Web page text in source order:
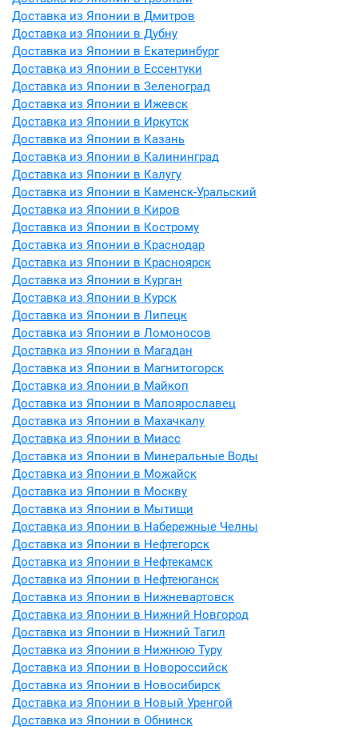
Доставка из Японии в Дмитров
Доставка из Японии в Дубну
Доставка из Японии в Екатеринбург
Доставка из Японии в Ессентуки
Доставка из Японии в Зеленоград
Доставка из Японии в Ижевск
Доставка из Японии в Иркутск
Доставка из Японии в Казань
Доставка из Японии в Калининград
Доставка из Японии в Калугу
Доставка из Японии в Каменск-Уральский
Доставка из Японии в Киров
Доставка из Японии в Кострому
Доставка из Японии в Краснодар
Доставка из Японии в Красноярск
Доставка из Японии в Курган
Доставка из Японии в Курск
Доставка из Японии в Липецк
Доставка из Японии в Ломоносов
Доставка из Японии в Магадан
Доставка из Японии в Магнитогорск
Доставка из Японии в Майкоп
Доставка из Японии в Малоярославец
Доставка из Японии в Махачкалу
Доставка из Японии в Миасс
Доставка из Японии в Минеральные Воды
Доставка из Японии в Можайск
Доставка из Японии в Москву
Доставка из Японии в Мытищи
Доставка из Японии в Набережные Челны
Доставка из Японии в Нефтегорск
Доставка из Японии в Нефтекамск
Доставка из Японии в Нефтеюганск
Доставка из Японии в Нижневартовск
Доставка из Японии в Нижний Новгород
Доставка из Японии в Нижний Тагил
Доставка из Японии в Нижнюю Туру
Доставка из Японии в Новороссийск
Доставка из Японии в Новосибирск
Доставка из Японии в Новый Уренгой
Доставка из Японии в Обнинск